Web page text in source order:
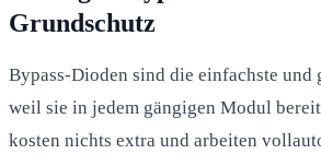
Grundschutz
Bypass-Dioden sind die einfachste und
weil sie in jedem gängigen Modul
kosten nichts extra und arbeiten